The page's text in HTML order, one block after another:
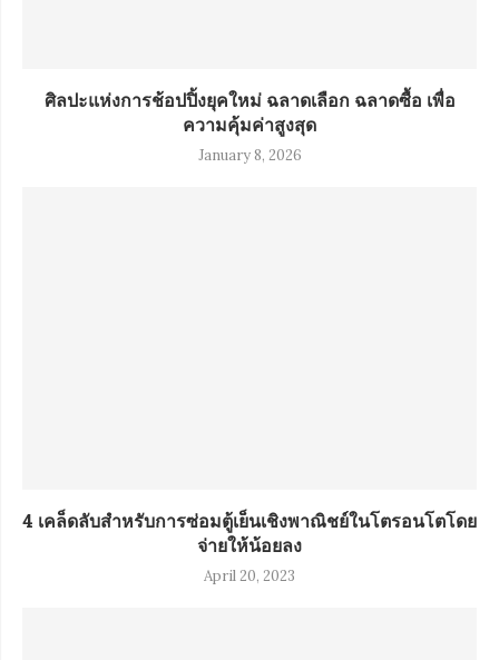
ศิลปะแห่งการช้อปปิ้งยุคใหม่ ฉลาดเลือก ฉลาดซื้อ เพื่อ
ความคุ้มค่าสูงสุด
January 8, 2026
4 เคล็ดลับสำหรับการซ่อมตู้เย็นเชิงพาณิชย์ในโตรอนโตโดย
จ่ายให้น้อยลง
April 20, 2023